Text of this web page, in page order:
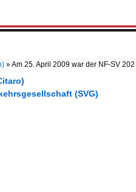
»Am 25. April 2009 war der NF-SV 202
(SVG)